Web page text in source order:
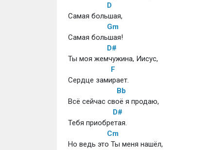
D
Самая большая,
Gm
Самая большая!
D#
Ты моя жемчужина, Иисус,
F
Сердце замирает.
Bb
Всё сейчас своё я продаю,
D#
Тебя приобретая.
Cm
Но ведь это Ты меня нашёл,